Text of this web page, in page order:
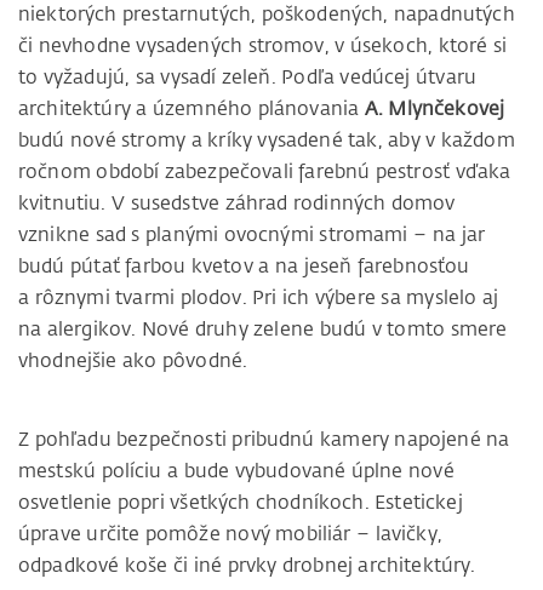
niektorých prestarnutých, poškodených, napadnutých
či nevhodne vysadených stromov, v úsekoch, ktoré si
to vyžadujú, sa vysadí zeleň. Podľa vedúcej útvaru
architektúry a územného plánovania A. Mlynčekovej
budú nové stromy a kríky vysadené tak, aby v každom
ročnom období zabezpečovali farebnú pestrosť vďaka
kvitnutiu. V susedstve záhrad rodinných domov
vznikne sad s planými ovocnými stromami – na jar
budú pútať farbou kvetov a na jeseň farebnosťou
a rôznymi tvarmi plodov. Pri ich výbere sa myslelo aj
na alergikov. Nové druhy zelene budú v tomto smere
vhodnejšie ako pôvodné.
Z pohľadu bezpečnosti pribudnú kamery napojené na
mestskú políciu a bude vybudované úplne nové
osvetlenie popri všetkých chodníkoch. Estetickej
úprave určite pomôže nový mobiliár – lavičky,
odpadkové koše či iné prvky drobnej architektúry.